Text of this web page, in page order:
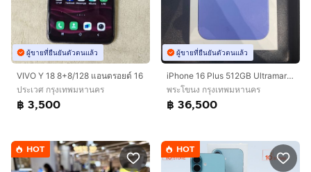
ผู้ขายที่ยืนยันตัวตนแล้ว
VIVO Y 18 8+8/128 แอนดรอยด์ 16
ประเวศ กรุงเทพมหานคร
฿ 3,500
ผู้ขายที่ยืนยันตัวตนแล้ว
iPhone 16 Plus 512GB Ultramarine
พระโขนง กรุงเทพมหานคร
฿ 36,500
HOT HOT